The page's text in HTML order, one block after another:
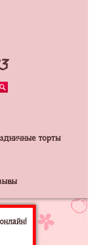
торты